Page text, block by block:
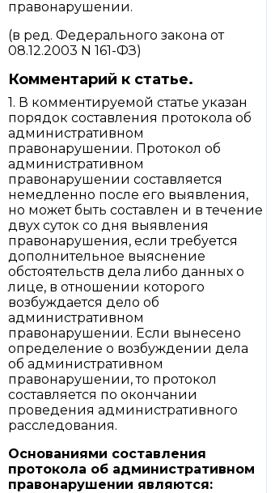
правонарушении.
(в ред. Федерального закона от
08.12.2003 N 161-ФЗ)
Комментарий к статье.
1. В комментируемой статье указан
порядок составления протокола об
административном
правонарушении. Протокол об
административном
правонарушении составляется
немедленно после его выявления,
но может быть составлен и в течение
двух суток со дня выявления
правонарушения, если требуется
дополнительное выяснение
обстоятельств дела либо данных о
лице, в отношении которого
возбуждается дело об
административном
правонарушении. Если вынесено
определение о возбуждении дела
об административном
правонарушении, то протокол
составляется по окончании
проведения административного
расследования.
Основаниями составления
протокола об административном
правонарушении являются: